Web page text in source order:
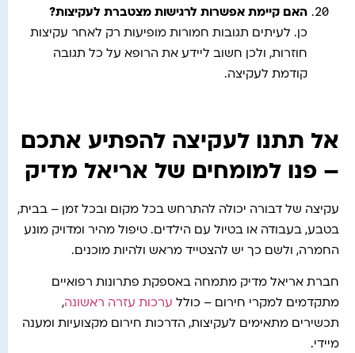
האם קיימת אפשרות לרגישות מצטברת לעקיצות?
כן. לעיתים תגובות חמורות מופיעות רק לאחר עקיצות
חוזרות, ולכן חשוב ליידע את הרופא על כל תגובה
קודמת לעקיצה.
אל תתנו לעקיצה להפתיע אתכם
– פנו למומחים של אריאל מדיק
עקיצה של דבורה יכולה להתרחש בכל מקום ובכל זמן – בבית,
בטבע, בעבודה או בטיול עם הילדים. טיפול מהיר ומדויק מונע
החמרה, ולשם כך יש להצטייד מראש ולהיות מוכנים.
חברת אריאל מדיק מתמחה באספקת פתרונות רפואיים
מתקדמים למקרי חירום – כולל ערכות עזרה ראשונה,
תכשירים מתאימים לעקיצות, הדרכות חירום מקצועיות ומענה
מיידי.